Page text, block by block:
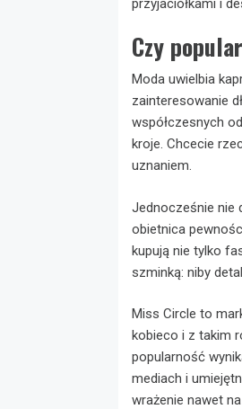
Czy
Moda uwielbia
zainteresowanie
współczesnych
kroje. Chcecie
uznaniem.
Jednocześnie nie
obietnica
kupują nie tylko
szminką: niby
Miss Circle to
kobieco i z takim
popularność
mediach i
wrażenie nawet